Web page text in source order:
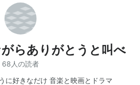
らありがとうと叫べ
68人の読者
に好きなだけ 音楽と映画とドラマ